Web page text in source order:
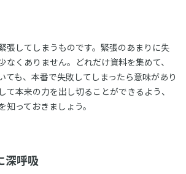
張してしまうものです。緊張のあまりに失
なくありません。どれだけ資料を集めて、
ても、本番で失敗してしまったら意味があり
て本来の力を出し切ることができるよう、
っておきましょう。
深呼吸